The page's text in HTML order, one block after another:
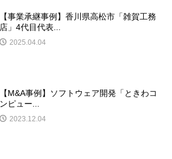
【事業承継事例】香川県高松市「雑賀工務
店」4代目代表...
2025.04.04
【M&A事例】ソフトウェア開発「ときわコ
ンピュー...
2023.12.04